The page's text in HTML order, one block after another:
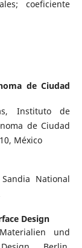
coeficiente
de Ciudad
Instituto de
de Ciudad
México
National
Design
und